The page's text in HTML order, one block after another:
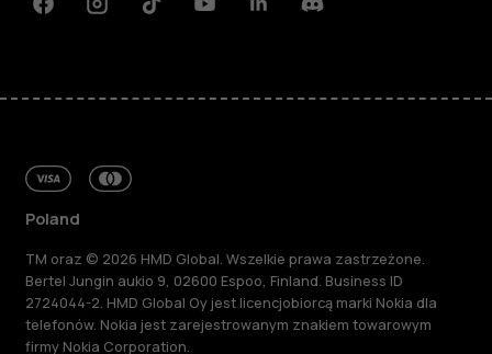
FacebookInstagramTiktokYoutubeLinkedinDiscord
Poland
TM oraz © 2026 HMD Global. Wszelkie prawa zastrzeżone.
Bertel Jungin aukio 9, 02600 Espoo, Finland. Business ID
2724044-2. HMD Global Oy jest licencjobiorcą marki Nokia dla
telefonów. Nokia jest zarejestrowanym znakiem towarowym
firmy Nokia Corporation.